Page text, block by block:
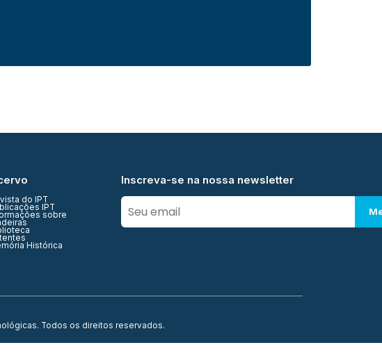
do IPT
IPT
sobre
Histórica
Inscreva-se na nossa newsletter
Todos os direitos reservados.